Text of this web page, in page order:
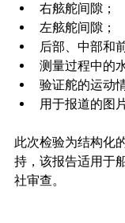
右舷舵间隙；
左舷舵间隙；
后部、中部和
测量过程中的
验证舵的运动
用于报道的图
此次检验为结构化
持，该报告适用于
社审查。